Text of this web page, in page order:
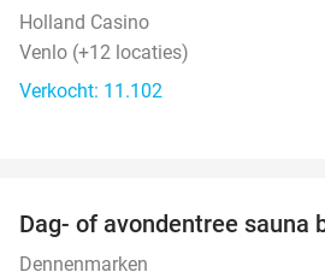
Holland Casino
Venlo (+12 locaties)
Verkocht: 11.102
Dag- of avondentree sauna
Dennenmarken